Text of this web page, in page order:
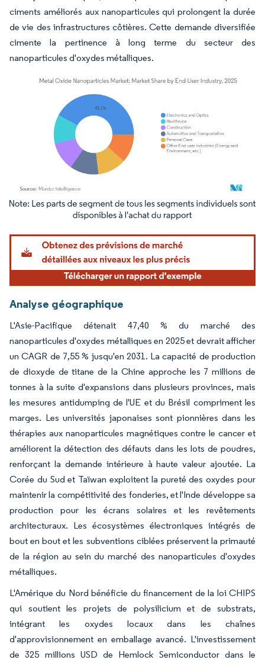
ciments améliorés aux nanoparticules qui prolongent la durée
de vie des infrastructures côtières. Cette demande diversifiée
cimente la pertinence à long terme du secteur des
nanoparticules d'oxydes métalliques.
Image © Mordor Intelligence. La réutilisation nécessite une attribution sous CC BY
Analyse géographique
L'Asie-Pacifique détenait 47,40 % du marché des
nanoparticules d'oxydes métalliques en 2025 et devrait afficher
un CAGR de 7,55 % jusqu'en 2031. La capacité de production
de dioxyde de titane de la Chine approche les 7 millions de
tonnes à la suite d'expansions dans plusieurs provinces, mais
les mesures antidumping de l'UE et du Brésil compriment les
marges. Les universités japonaises sont pionnières dans les
thérapies aux nanoparticules magnétiques contre le cancer et
améliorent la détection des défauts dans les lots de poudres,
renforçant la demande intérieure à haute valeur ajoutée. La
Corée du Sud et Taïwan exploitent la pureté des oxydes pour
maintenir la compétitivité des fonderies, et l'Inde développe sa
production pour les écrans solaires et les revêtements
architecturaux. Les écosystèmes électroniques intégrés de
bout en bout et les subventions ciblées préservent la primauté
de la région au sein du marché des nanoparticules d'oxydes
métalliques.
L'Amérique du Nord bénéficie du financement de la loi CHIPS
qui soutient les projets de polysilicium et de substrats,
intégrant les oxydes locaux dans les chaînes
d'approvisionnement en emballage avancé. L'investissement
de 325 millions USD de Hemlock Semiconductor dans le